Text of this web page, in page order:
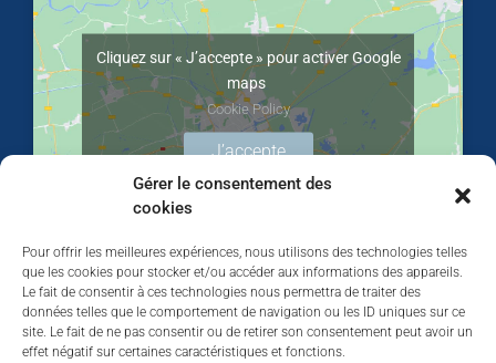
Gérer le consentement des
cookies
Pour offrir les meilleures expériences, nous utilisons des technologies telles
que les cookies pour stocker et/ou accéder aux informations des appareils.
Le fait de consentir à ces technologies nous permettra de traiter des
données telles que le comportement de navigation ou les ID uniques sur ce
site. Le fait de ne pas consentir ou de retirer son consentement peut avoir un
effet négatif sur certaines caractéristiques et fonctions.
Cliquez sur « J’accepte » pour activer Google
maps
Cookie Policy
J’accepte